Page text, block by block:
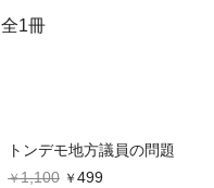
全1冊
トンデモ地方議員の問題
1,100
499